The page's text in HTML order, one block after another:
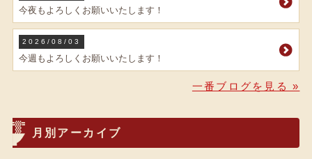
今夜もよろしくお願いいたします！
2026/08/03
今週もよろしくお願いいたします！
一番ブログを見る »
月別アーカイブ